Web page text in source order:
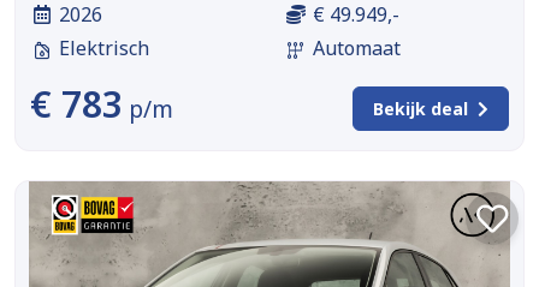
2026
Elektrisch
€ 49.949,-
Automaat
€ 783 p/m Bekijk deal